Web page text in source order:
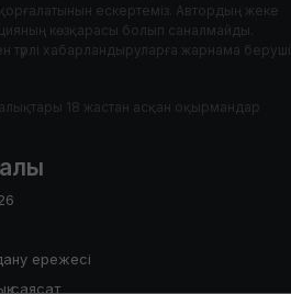
ескертеміз. Автордың жеке
көзқарасы болып саналмайды.
түрлі хабарландыруларға жарнама беруші
18 жастан асқан оқырмандар
ережесі
саясат